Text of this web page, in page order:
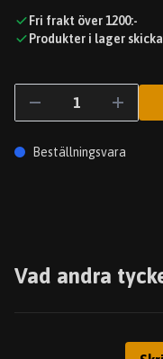
Fri frakt över 1200:-
Produkter i lager
Beställningsvara
Vad andra